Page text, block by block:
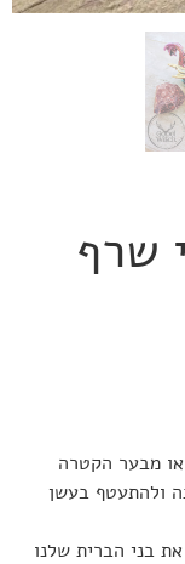
שרף
מבער הקטרה
ולהתעטף בעשן
בני הברית שלנו